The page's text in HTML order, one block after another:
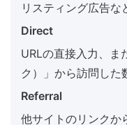
リスティング広告な
Direct
URLの直接入力、ま
ク）」から訪問した
Referral
他サイトのリンクか